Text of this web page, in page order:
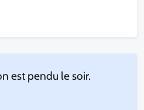
est pendu le soir.